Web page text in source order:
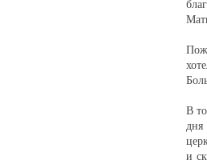
В
дня
и